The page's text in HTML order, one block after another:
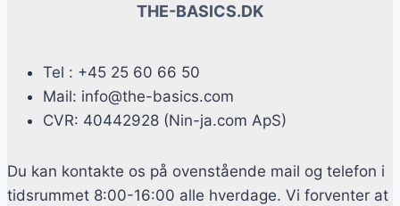
THE-BASICS.DK
Tel : +45 25 60 66 50
Mail: info@the-basics.com
CVR: 40442928 (Nin-ja.com ApS)
Du kan kontakte os på ovenstående mail og telefon i
tidsrummet 8:00-16:00 alle hverdage. Vi forventer at